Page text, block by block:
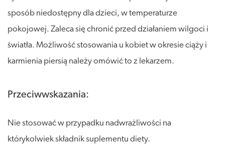
sposób niedostępny dla dzieci, w temperaturze
pokojowej. Zaleca się chronić przed działaniem wilgoci i
światła. Możliwość stosowania u kobiet w okresie ciąży i
karmienia piersią należy omówić to z lekarzem.
Przeciwwskazania:
Nie stosować w przypadku nadwrażliwości na
którykolwiek składnik suplementu diety.